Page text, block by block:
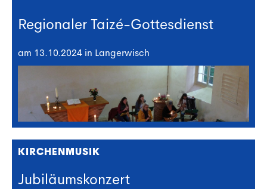
Regionaler Taizé-Gottesdienst
am 13.10.2024 in Langerwisch
KIRCHENMUSIK
Jubiläumskonzert